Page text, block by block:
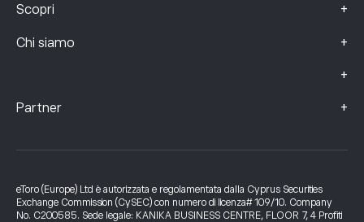
Scopri +
Chi siamo +
+
Partner +
eToro (Europe) Ltd è autorizzata e regolamentata dalla Cyprus Securities
Exchange Commission (CySEC) con numero di licenza# 109/10. Company
No. C200585. Sede legale: KANIKA BUSINESS CENTRE, FLOOR 7, 4 Profiti